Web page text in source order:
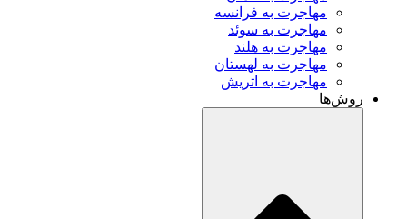
مهاجرت به فرانسه
مهاجرت به سوئد
مهاجرت به هلند
مهاجرت به لهستان
مهاجرت به اتریش
روش‌ها